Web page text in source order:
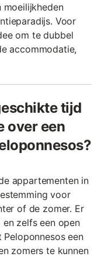
moeilijkheden
Voor
om te dubbel
accommodatie,
tijd
over een
appartementen in
voor
of de zomer. Er
zelfs een open
een
zomers te kunnen